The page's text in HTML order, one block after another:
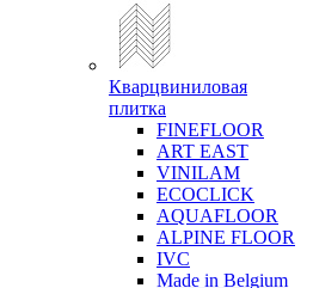
Кварцвиниловая
плитка
FINEFLOOR
ART EAST
VINILAM
ECOCLICK
AQUAFLOOR
ALPINE FLOOR
IVC
Made in Belgium